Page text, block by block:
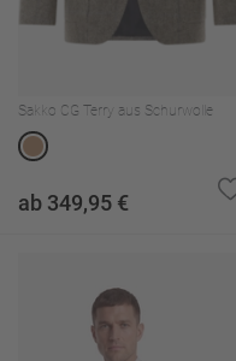
Sakko CG Terry aus Schurwolle
ab 349,95 €